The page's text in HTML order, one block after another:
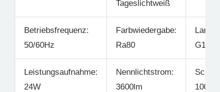
Tageslichtweiß
Betriebsfrequenz:
50/60Hz
Farbwiedergabe:
Ra80
G13
Leistungsaufnahme:
24W
Nennlichtstrom:
3600lm